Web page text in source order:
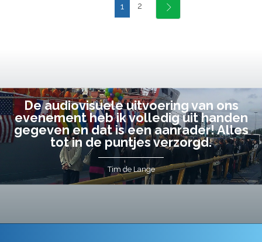
1 2
De audiovisuele uitvoering van ons
evenement heb ik volledig uit handen
gegeven en dat is een aanrader! Alles
tot in de puntjes verzorgd.
Tim de Lange